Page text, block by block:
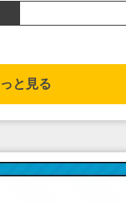
と見る